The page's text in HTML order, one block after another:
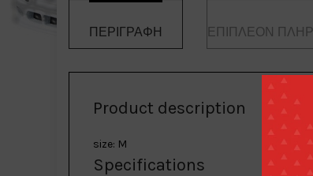
ΠΕΡΙΓΡΑΦΉ ΕΠΙΠΛΈΟΝ
Product description
size: M
Specifications